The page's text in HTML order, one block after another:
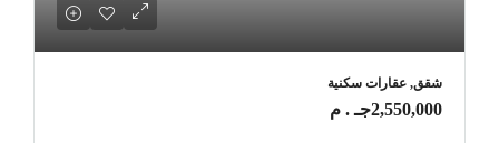
شقق, عقارات سكنية
2,550,000جـ . م